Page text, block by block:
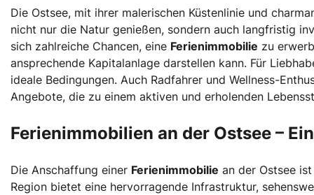
Die Ostsee, mit ihrer malerischen Küstenlinie und
nicht nur die Natur genießen, sondern auch langfristig
sich zahlreiche Chancen, eine Ferienimmobilie zu
ansprechende Kapitalanlage darstellen kann. Für
ideale Bedingungen. Auch Radfahrer und Wellness-
Angebote, die zu einem aktiven und erholenden
Ferienimmobilien an der Ostsee –
Die Anschaffung einer Ferienimmobilie an der Ostsee
Region bietet eine hervorragende Infrastruktur,